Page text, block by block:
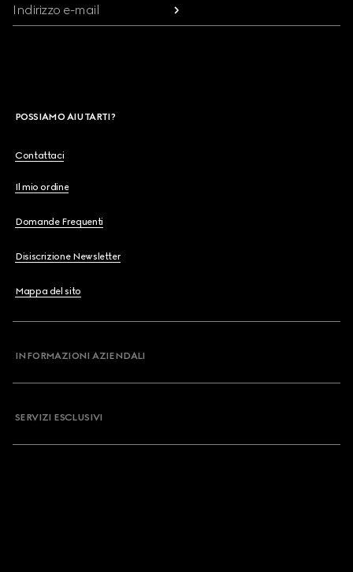
Indirizzo e-mail
POSSIAMO AIUTARTI?
Contattaci
Il mio ordine
Domande Frequenti
Disiscrizione Newsletter
Mappa del sito
INFORMAZIONI AZIENDALI
SERVIZI ESCLUSIVI